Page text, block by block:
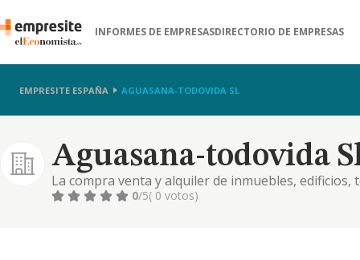
INFORMES DE EMPRESASDIRECTORIO DE EMPRESAS
EMPRESITE ESPAÑA AGUASANA-TODOVIDA SL
Aguasana-todovida
La compra venta y alquiler de inmuebles,
viviendas, usos comerciales o industriales,
0/5( 0 votos)